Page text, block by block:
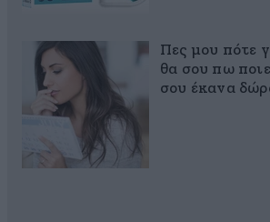
Πες μου πότε
θα σου πω
σου έκανα